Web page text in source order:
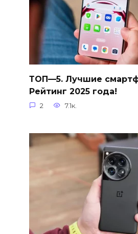
ТОП—5. Лучшие
Рейтинг 2025 года!
2 7.1к.